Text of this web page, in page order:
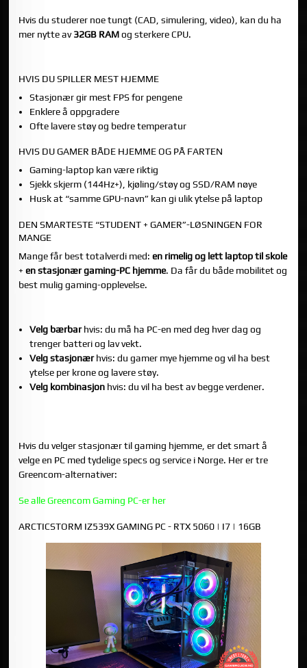
Hvis du studerer noe tungt (CAD, simulering, video), kan du ha
mer nytte av32GB RAMog sterkere CPU.
HVIS DU SPILLER MEST HJEMME
Stasjonær gir mest FPS for pengene
Enklere å oppgradere
Ofte lavere støy og bedre temperatur
HVIS DU GAMER BÅDE HJEMME OG PÅ FARTEN
Gaming-laptop kan være riktig
Sjekk skjerm (144Hz+), kjøling/støy og SSD/RAM nøye
Husk at “samme GPU-navn” kan gi ulik ytelse på laptop
DEN SMARTESTE “STUDENT + GAMER”-LØSNINGEN FOR
MANGE
Mange får best totalverdi med:en rimelig og lett laptop til skole
+en stasjonær gaming-PC hjemme. Da får du både mobilitet og
best mulig gaming-opplevelse.
Velg bærbarhvis: du må ha PC-en med deg hver dag og
trenger batteri og lav vekt.
Velg stasjonærhvis: du gamer mye hjemme og vil ha best
ytelse per krone og lavere støy.
Velg kombinasjonhvis: du vil ha best av begge verdener.
Hvis du velger stasjonær til gaming hjemme, er det smart å
velge en PC med tydelige specs og service i Norge. Her er tre
Greencom-alternativer:
Se alle Greencom Gaming PC-er her
ARCTICSTORM IZ539X GAMING PC - RTX 5060 | I7 | 16GB